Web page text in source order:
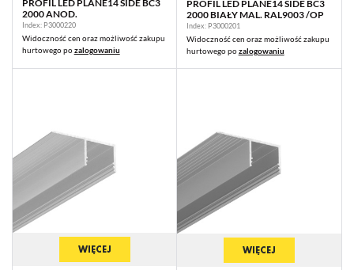
PROFIL LED PLANE14 SIDE BC3
2000 ANOD.
Index: P3000220
Widoczność cen oraz możliwość zakupu
hurtowego pozalogowaniu
PROFIL LED PLANE14 SIDE BC3
2000 BIAŁY MAL. RAL9003 /OP
Index: P3000201
Widoczność cen oraz możliwość zakupu
hurtowego pozalogowaniu
WIĘCEJ WIĘCEJ